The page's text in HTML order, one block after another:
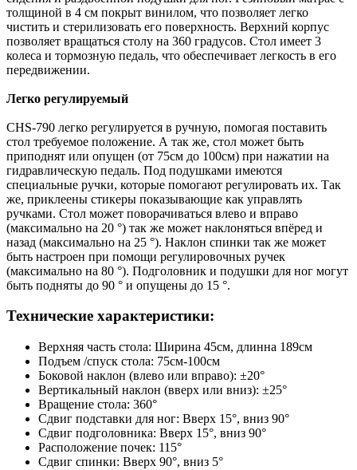
толщиной в 4 см покрыт винилом, что позволяет легко
чистить и стерилизовать его поверхность. Верхний корпус
позволяет вращаться столу на 360 градусов. Стол имеет 3
колеса и тормозную педаль, что обеспечивает легкость в его
передвижении.
Легко регулируемый
CHS-790 легко регулируется в ручную, помогая поставить
стол требуемое положение. А так же, стол может быть
приподнят или опущен (от 75см до 100см) при нажатии на
гидравлическую педаль. Под подушками имеются
специальные ручки, которые помогают регулировать их. Так
же, приклеены стикеры показывающие как управлять
ручками. Стол может поворачиваться влево и вправо
(максимально на 20 °) так же может наклоняться впёред и
назад (максимально на 25 °). Наклон спинки так же может
быть настроен при помощи регулировочных ручек
(максимально на 80 °). Подголовник и подушки для ног могут
быть подняты до 90 ° и опущены до 15 °.
Технические характеристики:
Верхняя часть стола: Ширина 45см, длинна 189см
Подъем /спуск стола: 75см-100см
Боковой наклон (влево или вправо): ±20°
Вертикальный наклон (вверх или вниз): ±25°
Вращение стола: 360°
Сдвиг подставки для ног: Вверх 15°, вниз 90°
Сдвиг подголовника: Вверх 15°, вниз 90°
Расположение почек: 115°
Сдвиг спинки: Вверх 90°, вниз 5°